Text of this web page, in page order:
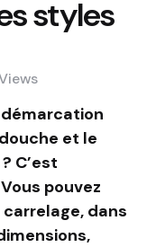
styles
et le
C’est
pouvez
dans